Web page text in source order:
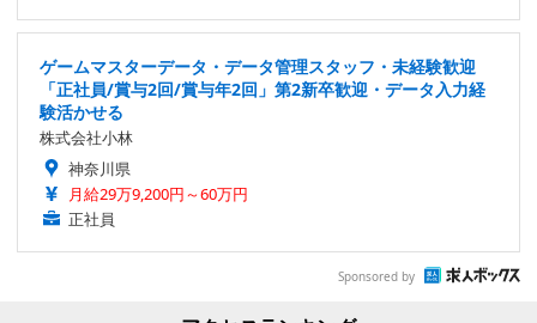
ゲームマスターデータ・データ管理スタッフ・未経験歓迎
「正社員/賞与2回/賞与年2回」第2新卒歓迎・データ入力経
験活かせる
株式会社小林
神奈川県
月給29万9,200円～60万円
正社員
Sponsored by